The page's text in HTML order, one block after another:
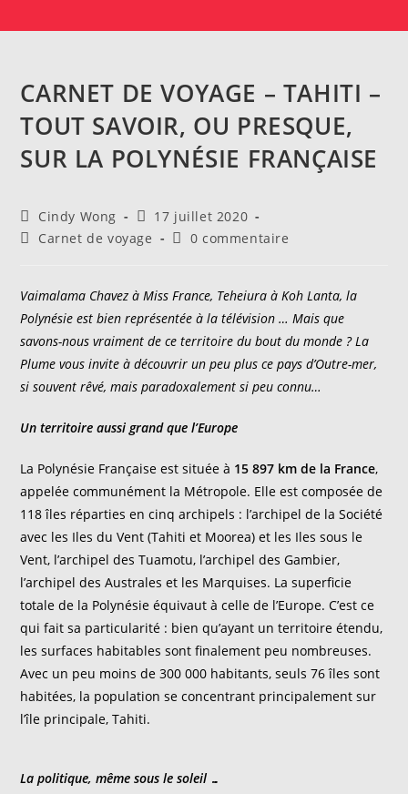
CARNET DE VOYAGE – TAHITI –
TOUT SAVOIR, OU PRESQUE,
SUR LA POLYNÉSIE FRANÇAISE
Auteur/autrice
de
Cindy Wong
Publication
publiée :
17 juillet 2020
PostCarnet de voyage
Commentaires
publication :
0 commentaire
Vaimalama Chavez à Miss France, Teheiura à Koh Lanta, la
Polynésie est bien représentée à la télévision … Mais que
savons-nous vraiment de ce territoire du bout du monde ? La
Plume vous invite à découvrir un peu plus ce pays d’Outre-mer,
si souvent rêvé, mais paradoxalement si peu connu…
Un territoire aussi grand que l’Europe
La Polynésie Française est située à 15 897 km de la France,
appelée communément la Métropole. Elle est composée de
118 îles réparties en cinq archipels : l’archipel de la Société
avec les Iles du Vent (Tahiti et Moorea) et les Iles sous le
Vent, l’archipel des Tuamotu, l’archipel des Gambier,
l’archipel des Australes et les Marquises. La superficie
totale de la Polynésie équivaut à celle de l’Europe. C’est ce
qui fait sa particularité : bien qu’ayant un territoire étendu,
les surfaces habitables sont finalement peu nombreuses.
Avec un peu moins de 300 000 habitants, seuls 76 îles sont
habitées, la population se concentrant principalement sur
l’île principale, Tahiti.
La politique, même sous le soleil …